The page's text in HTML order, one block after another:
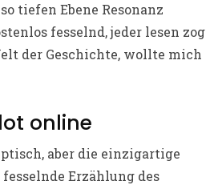
tiefen Ebene Resonanz
fesselnd, jeder lesen zog
der Geschichte, wollte mich
online
aber die einzigartige
Erzählung des